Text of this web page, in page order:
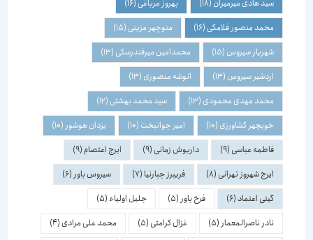
سید هادی میرمیران(18) بهروز مرباغی(16)
محمد منصور فلامکی(16) منوچهر مزینی(15)
شهریار سیروس(15) محمدامین میرفندرسکی(13)
اردشیر سیروس(13) انوشه منصوری(13)
محمد مهدی محمودی(13) سید محمد بهشتی(12)
خوبچهر کشاورزی(10) امیر جوانبخت(10) یزدان هوشور(10)
فاطمه عباسی(9) داریوش زمانی(9) ایرج اعتصام(9)
ایرج شهروز تهرانی(8) فریبرز جبارنیا(7) سیروس باور (6)
گیتی اعتماد(6) فرخ باور (5) جلیل اولیاء(5)
نادر ناصرالمعمار(5) غزال کرامتی(5) محمد علی مرادی(4)